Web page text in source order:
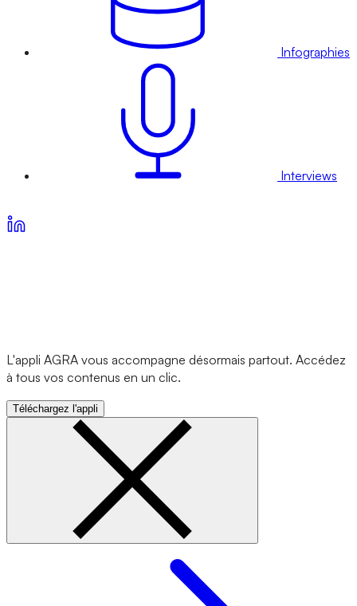
Infographies
Interviews
L'appli AGRA vous accompagne désormais partout. Accédez
à tous vos contenus en un clic.
Téléchargez l'appli